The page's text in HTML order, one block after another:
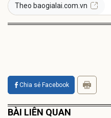
Theo baogialai.com.vn
Chia sẻ Facebook
BÀI LIÊN QUAN